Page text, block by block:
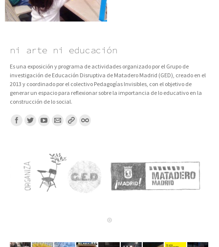
ni arte ni educación
Es una exposición y programa de actividades organizado por el Grupo de
investigación de Educación Disruptiva de Matadero Madrid (GED), creado en el
2013 y coordinado por el colectivo Pedagogías Invisibles, con el objetivo de
generar un espacio para reflexionar sobre la importancia de lo educativo en la
construcción de lo social.
Encuentranos